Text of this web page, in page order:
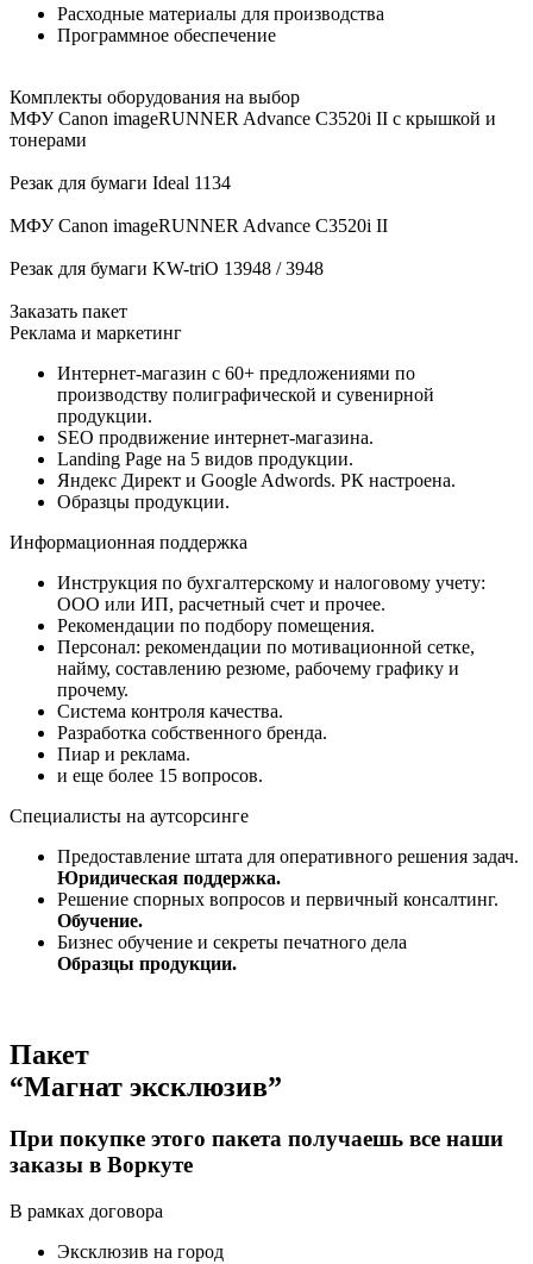
Расходные материалы для производства
Программное обеспечение
Комплекты оборудования на выбор
МФУ Canon imageRUNNER Advance C3520i II с крышкой и
тонерами
Резак для бумаги Ideal 1134
МФУ Canon imageRUNNER Advance C3520i II
Резак для бумаги KW-triO 13948 / 3948
Заказать пакет
Реклама и маркетинг
Интернет-магазин с 60+ предложениями по
производству полиграфической и сувенирной
продукции.
SEO продвижение интернет-магазина.
Landing Page на 5 видов продукции.
Яндекс Директ и Google Adwords. РК настроена.
Образцы продукции.
Информационная поддержка
Инструкция по бухгалтерскому и налоговому учету:
ООО или ИП, расчетный счет и прочее.
Рекомендации по подбору помещения.
Персонал: рекомендации по мотивационной сетке,
найму, составлению резюме, рабочему графику и
прочему.
Система контроля качества.
Разработка собственного бренда.
Пиар и реклама.
и еще более 15 вопросов.
Специалисты на аутсорсинге
Предоставление штата для оперативного решения задач.
Юридическая поддержка.
Решение спорных вопросов и первичный консалтинг.
Обучение.
Бизнес обучение и секреты печатного дела
Образцы продукции.
Пакет
“Магнат эксклюзив”
При покупке этого пакета получаешь все наши
заказы в Воркуте
В рамках договора
Эксклюзив на город